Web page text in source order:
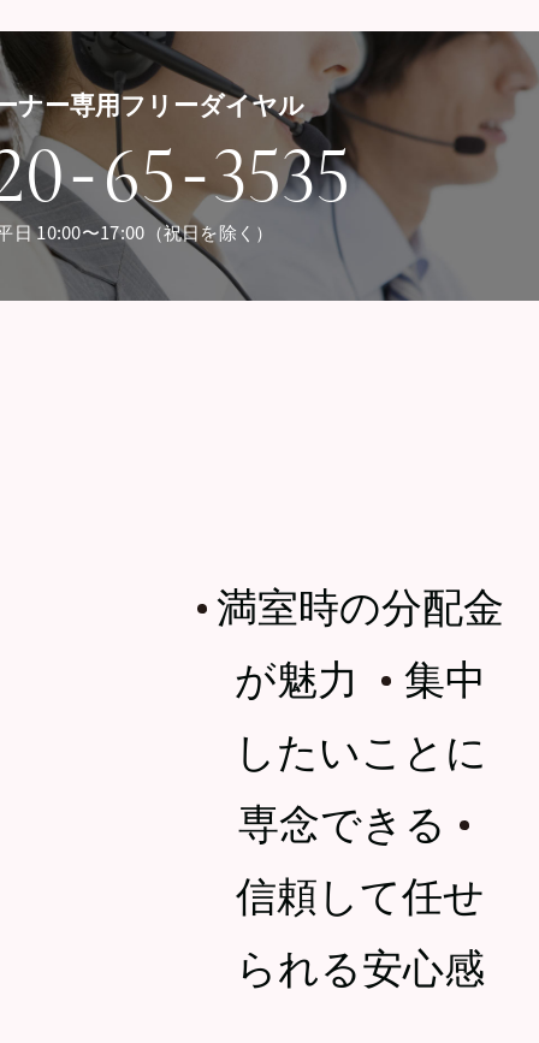
ナー専用フリーダイヤル
-65-3535
日 10:00〜17:00（祝日を除く）
・満室時の分配金
が魅力 ・集中
したいことに
専念できる ・
信頼して任せ
られる安心感